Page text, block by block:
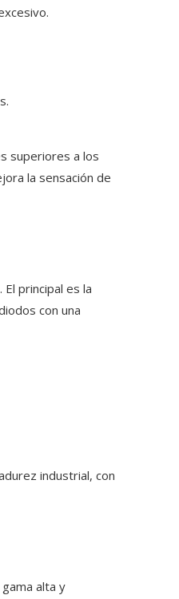
superiores a los
la sensación de
principal es la
con una
industrial, con
alta y